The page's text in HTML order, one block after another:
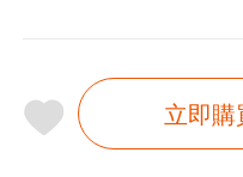
立即購